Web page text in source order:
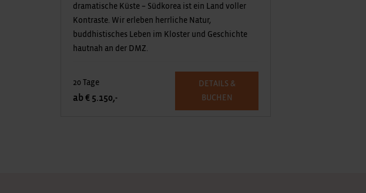
dramatische Küste – Südkorea ist ein Land voller
Kontraste. Wir erleben herrliche Natur,
buddhistisches Leben im Kloster und Geschichte
hautnah an der DMZ.
20 Tage
ab € 5.150,-
DETAILS &
BUCHEN